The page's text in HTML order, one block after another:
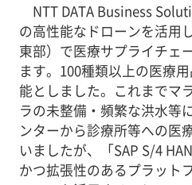
NTT DATA Business
の高性能なドローンを活用
東部）で医療サプライチェ
ます。100種類以上の医療
能としました。これまでマ
ラの未整備・頻繁な洪水等
ンターから診療所等への医
いましたが、「SAP S/4
かつ拡張性のあるプラット